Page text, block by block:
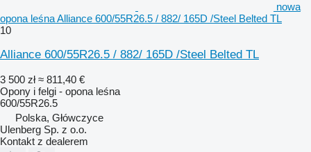
nowa
opona leśna Alliance 600/55R26.5 / 882/ 165D /Steel Belted TL
10
Alliance 600/55R26.5 / 882/ 165D /Steel Belted TL
3 500 zł ≈ 811,40 €
Opony i felgi - opona leśna
600/55R26.5
Polska, Główczyce
Ulenberg Sp. z o.o.
Kontakt z dealerem